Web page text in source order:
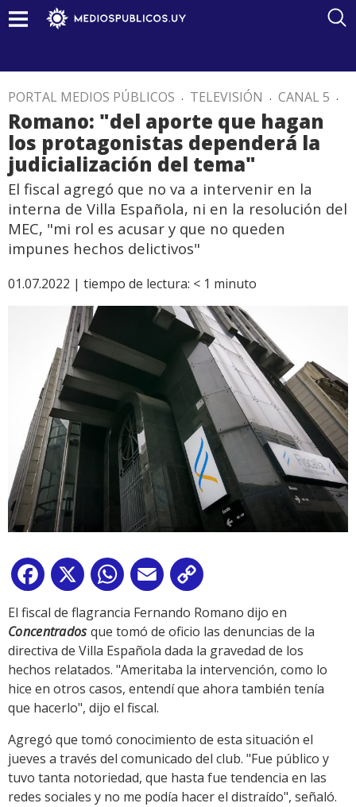
PORTAL MEDIOS PÚBLICOS . TELEVISIÓN . CANAL 5 .
Romano: "del aporte que hagan
los protagonistas dependerá la
judicialización del tema"
El fiscal agregó que no va a intervenir en la
interna de Villa Española, ni en la resolución del
MEC, "mi rol es acusar y que no queden
impunes hechos delictivos"
01.07.2022 | tiempo de lectura: < 1 minuto
Facebook
X WhatsApp
Email
Link
El fiscal de flagrancia Fernando Romano dijo en
Concentradosque tomó de oficio las denuncias de la
directiva de Villa Española dada la gravedad de los
hechos relatados. "Ameritaba la intervención, como lo
hice en otros casos, entendí que ahora también tenía
que hacerlo", dijo el fiscal.
Agregó que tomó conocimiento de esta situación el
jueves a través del comunicado del club. "Fue público y
tuvo tanta notoriedad, que hasta fue tendencia en las
redes sociales y no me podía hacer el distraído", señaló.